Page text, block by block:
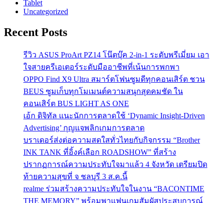
Tablet
Uncategorized
Recent Posts
รีวิว ASUS ProArt PZ14 โน๊ตบุ๊ค 2-in-1 ระดับพรีเมี่ยม เอา
ใจสายครีเอเตอร์ระดับมืออาชีพที่เน้นการพกพา
OPPO Find X9 Ultra สมาร์ตโฟนซูมดีทุกคอนเสิร์ต ชวน
BEUS ซูมเก็บทุกโมเมนต์ความสนุกสุดคมชัด ใน
คอนเสิร์ต BUS LIGHT AS ONE
เอ้ก ดิจิทัล แนะนักการตลาดใช้ ‘Dynamic Insight-Driven
Advertising’ กุญแจพลิกเกมการตลาด
บราเดอร์ส่งต่อความสดใสทั่วไทยกับกิจกรรม “Brother
INK TANK ที่อิ้งค์เลือก ROADSHOW” ที่สร้าง
ปรากฏการณ์ความประทับใจมาแล้ว 4 จังหวัด เตรียมปิด
ท้ายความสุขที่ จ ชลบุรี 3 ส.ค.นี้
realme ร่วมสร้างความประทับใจในงาน “BACONTIME
THE MEMORY” พร้อมพาแฟนเกมสัมผัสประสบการณ์